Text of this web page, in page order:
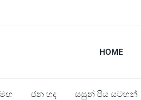
HOME
ජන හද සසුන් පිය සටහන්